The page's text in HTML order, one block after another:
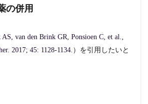
の併用
van den Brink GR, Ponsioen C, et al.,
2017; 45: 1128-1134 .）を引用したいと